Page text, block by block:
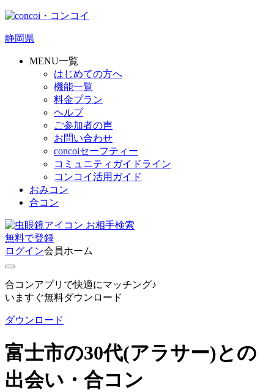
静岡県
MENU一覧
はじめての方へ
機能一覧
料金プラン
ヘルプ
ご参加者の声
お問い合わせ
concoiセーフティー
コミュニティガイドライン
コンコイ活用ガイド
おみコン
合コン
お相手検索
無料で登録
ログイン会員ホーム
合コンアプリで快適にマッチング♪
いますぐ無料ダウンロード
ダウンロード
富士市の30代(アラサー)との
出会い・合コン